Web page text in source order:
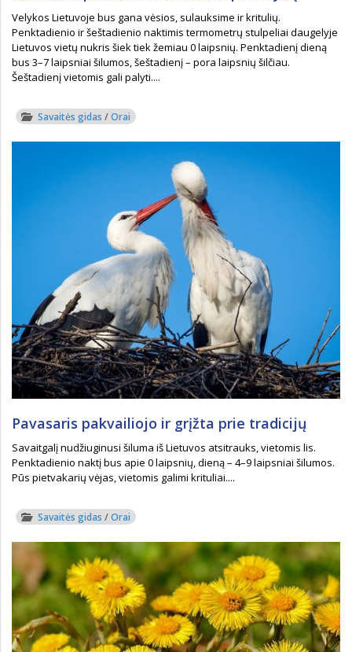
Velykos Lietuvoje bus gana vėsios, sulauksime ir kritulių.
Penktadienio ir šeštadienio naktimis termometrų stulpeliai daugelyje
Lietuvos vietų nukris šiek tiek žemiau 0 laipsnių. Penktadienį dieną
bus 3–7 laipsniai šilumos, šeštadienį – pora laipsnių šilčiau.
Šeštadienį vietomis gali palyti....
Savaitės gidas /Orai
Pavasaris pakvailiojo ir grįžta prie tradicijų
Savaitgalį nudžiuginusi šiluma iš Lietuvos atsitrauks, vietomis lis.
Penktadienio naktį bus apie 0 laipsnių, dieną – 4–9 laipsniai šilumos.
Pūs pietvakarių vėjas, vietomis galimi krituliai....
Savaitės gidas /Orai